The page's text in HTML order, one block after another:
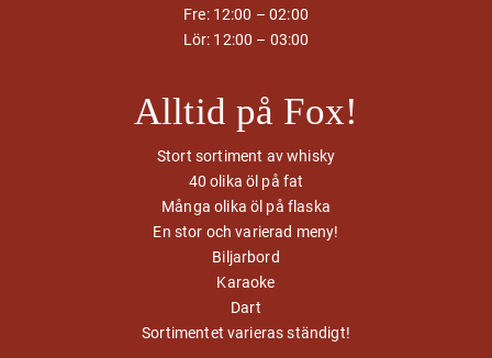
Fre: 12:00 – 02:00
Lör: 12:00 – 03:00
Alltid på Fox!
Stort sortiment av whisky
40 olika öl på fat
Många olika öl på flaska
En stor och varierad meny!
Biljarbord
Karaoke
Dart
Sortimentet varieras ständigt!